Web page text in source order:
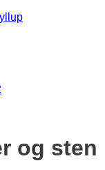
og sten